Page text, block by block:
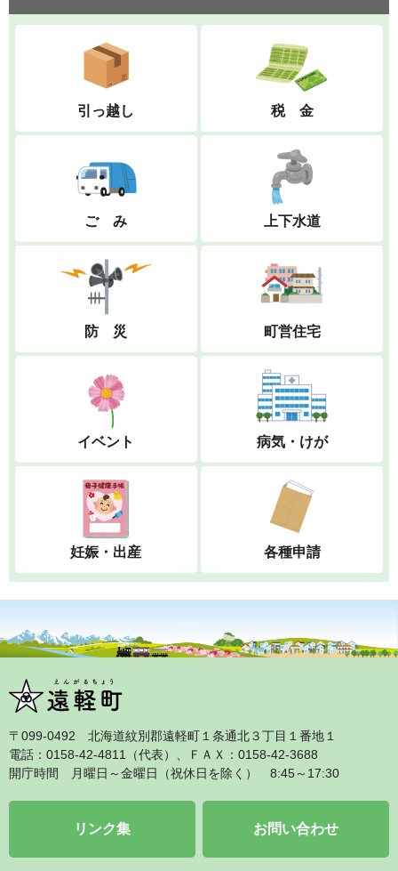
引っ越し 税 金
ご み 上下水道
防 災 町営住宅
イベント 病気・けが
妊娠・出産 各種申請
〒099‐0492 北海道紋別郡遠軽町１条通北３丁目１番地１
電話：0158‐42‐4811（代表）、ＦＡＸ：0158‐42‐3688
開庁時間 月曜日～金曜日（祝休日を除く） 8:45～17:30
リンク集 お問い合わせ